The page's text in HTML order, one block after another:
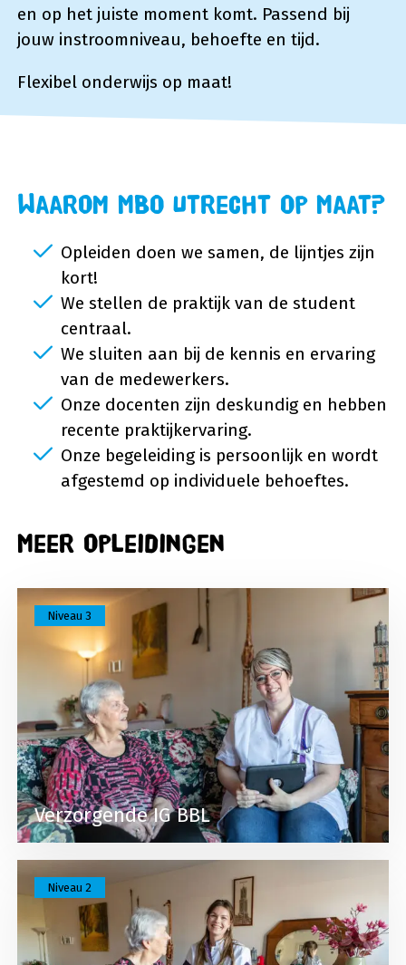
en op het juiste moment komt. Passend bij
jouw instroomniveau, behoefte en tijd.
Flexibel onderwijs op maat!
Waarom MBO Utrecht Op Maat?
Opleiden doen we samen, de lijntjes zijn
kort!
We stellen de praktijk van de student
centraal.
We sluiten aan bij de kennis en ervaring
van de medewerkers.
Onze docenten zijn deskundig en hebben
recente praktijkervaring.
Onze begeleiding is persoonlijk en wordt
afgestemd op individuele behoeftes.
Meer opleidingen
Verzorgende IG BBL
Niveau 3
Lees meer over Verzorgende IG BBL
Niveau 2
Lees meer over Helpende zorg en welzijn BBL